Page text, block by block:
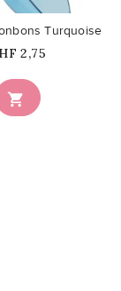

Turquoise
2,75